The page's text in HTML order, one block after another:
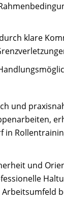
klare
und
in
und